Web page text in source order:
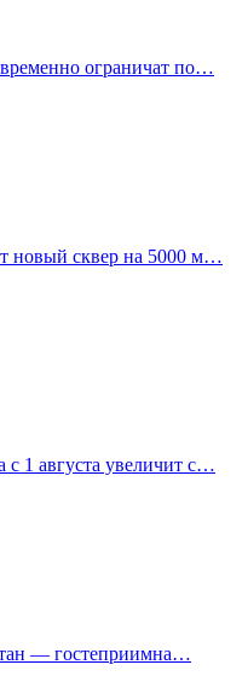
ограничат по…
новый сквер на 5000 м…
1 августа увеличит с…
— гостеприимна…